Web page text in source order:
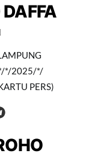
*/2025/*/
PERS)